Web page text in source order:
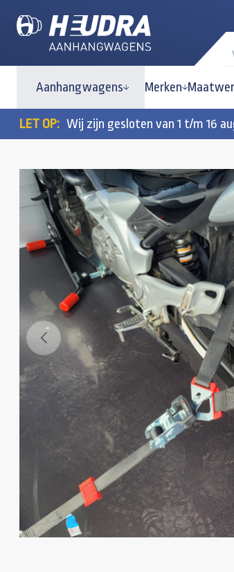
Aanhangwagens Merken
LET OP: Wij zijn gesloten van 1 t/m 16